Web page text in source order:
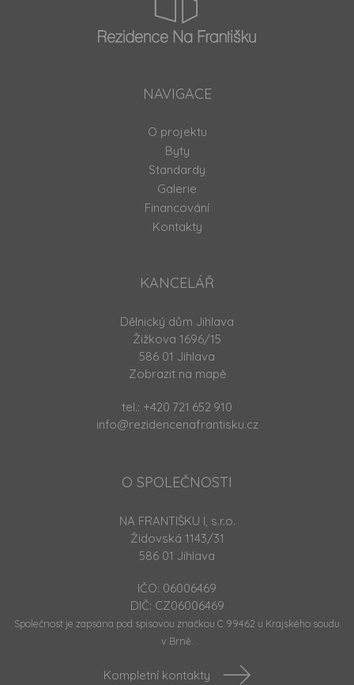
NAVIGACE
O projektu
Byty
Standardy
Galerie
Financování
Kontakty
KANCELÁŘ
Dělnický dům Jihlava
Žižkova 1696/15
586 01 Jihlava
Zobrazit na mapě
tel.: +420 721 652 910
info@rezidencenafrantisku.cz
O SPOLEČNOSTI
NA FRANTIŠKU I, s.r.o.
Židovská 1143/31
586 01 Jihlava
IČO: 06006469
DIČ: CZ06006469
Společnost je zapsána pod spisovou značkou C 99462 u Krajského soudu
v Brně.
Kompletní kontakty